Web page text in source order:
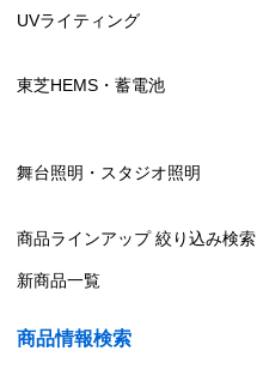
UVライティング
東芝HEMS・蓄電池
舞台照明・スタジオ照明
商品ラインアップ 絞り込み検索
新商品一覧
商品情報検索